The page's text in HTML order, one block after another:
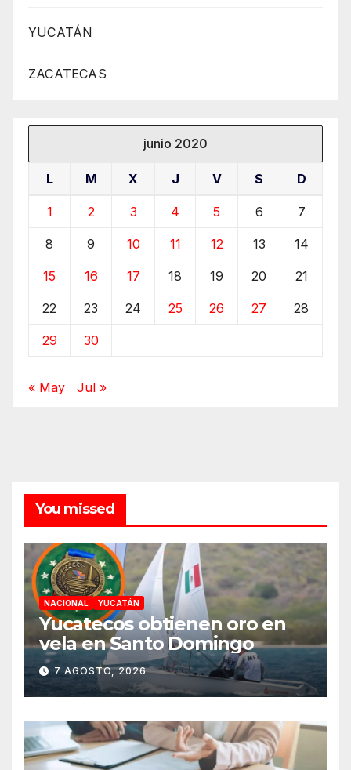
YUCATÁN
ZACATECAS
junio 2020
L M X J V S D
1 2 3 4 5 6 7
8 9 10 11 12 13 14
15 16 17 18 19 20 21
22 23 24 25 26 27 28
29 30
« May Jul »
You missed
NACIONAL YUCATÁN
Yucatecos obtienen oro en
vela en Santo Domingo
7 AGOSTO, 2026